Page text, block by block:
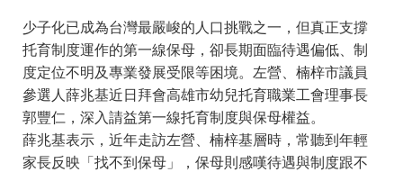
少子化已成為台灣最嚴峻的人口挑戰之一，但真正支撐
托育制度運作的第一線保母，卻長期面臨待遇偏低、制
度定位不明及專業發展受限等困境。左營、楠梓市議員
參選人薛兆基近日拜會高雄市幼兒托育職業工會理事長
郭豐仁，深入請益第一線托育制度與保母權益。
薛兆基表示，近年走訪左營、楠梓基層時，常聽到年輕
家長反映「找不到保母」，保母則感嘆待遇與制度跟不